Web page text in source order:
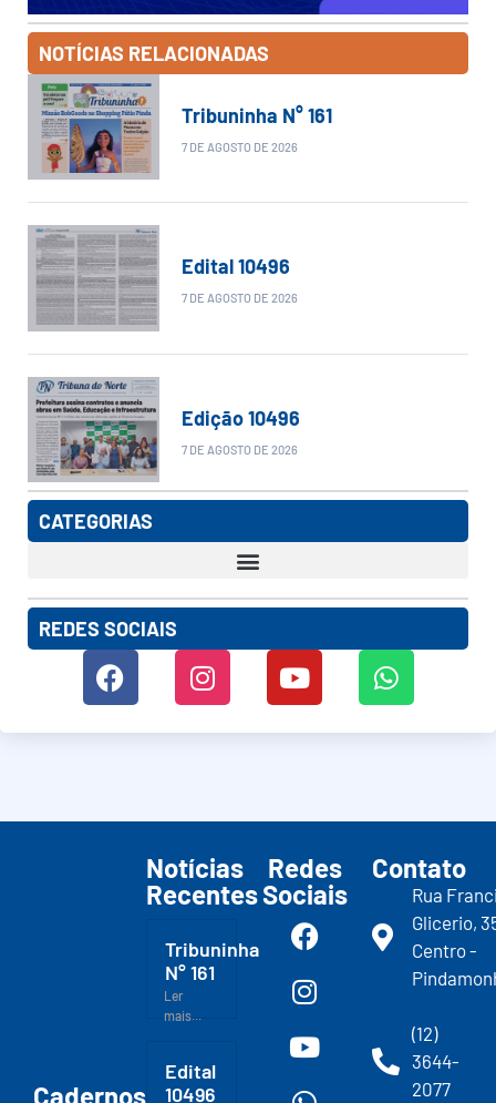
NOTÍCIAS RELACIONADAS
Tribuninha N° 161
7 DE AGOSTO DE 2026
Edital 10496
7 DE AGOSTO DE 2026
Edição 10496
7 DE AGOSTO DE 2026
CATEGORIAS
REDES SOCIAIS
Cadernos
Notícias
Recentes
Tribuninha
N° 161
Ler
mais...
Edital
10496
Redes
Sociais
Contato
Rua
Glicerio,
Centro -
(12)
3644-
2077